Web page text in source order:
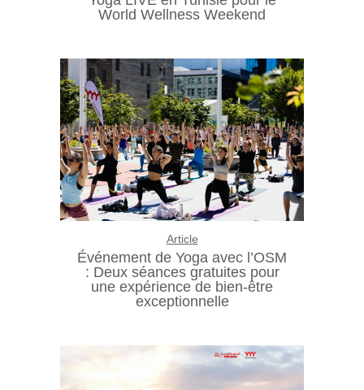
World Wellness Weekend
Article
Événement de Yoga avec l’OSM
: Deux séances gratuites pour
une expérience de bien-être
exceptionnelle